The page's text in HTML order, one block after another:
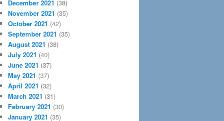
December 2021 (38)
November 2021 (35)
October 2021 (42)
September 2021 (35)
August 2021 (38)
July 2021 (40)
June 2021 (37)
May 2021 (37)
April 2021 (32)
March 2021 (31)
February 2021 (30)
January 2021 (35)